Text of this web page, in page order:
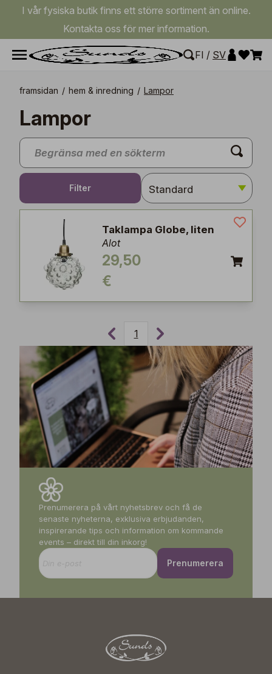
I vår fysiska butik finns ett större sortiment än online.
Kontakta oss för mer information.
FI / SV
framsidan / hem & inredning / Lampor
Lampor
Filter
Taklampa Globe, liten
Alot
29,50
€
1
Prenumerera på vårt nyhetsbrev och få de
senaste nyheterna, exklusiva erbjudanden,
inspirerande tips och information om kommande
events – direkt till din inkorg!
Prenumerera